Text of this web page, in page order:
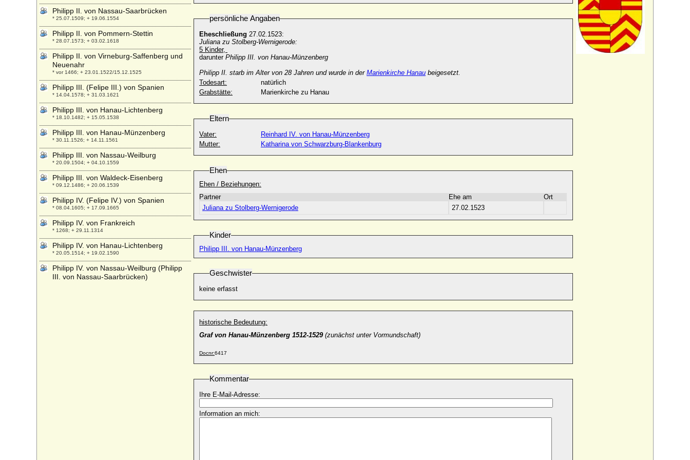
persönliche Angaben
Eheschließung 27.02.1523:
Juliana zu Stolberg-Wernigerode:
5 Kinder,
darunter Philipp III. von Hanau-Münzenberg
Philipp II. starb im Alter von 28 Jahren und wurde in der Marienkirche Hanau beigesetzt.
Todesart:
natürlich
Grabstätte:
Marienkirche zu Hanau
Eltern
Vater:
Reinhard IV. von Hanau-Münzenberg
Mutter:
Katharina von Schwarzburg-Blankenburg
Ehen
Ehen / Beziehungen:
Partner
Ehe am
Ort
Juliana zu Stolberg-Wernigerode
27.02.1523
Kinder
Philipp III. von Hanau-Münzenberg
Geschwister
keine erfasst
historische Bedeutung:
Graf von Hanau-Münzenberg 1512-1529 (zunächst unter Vormundschaft)
Docnr:6417
Kommentar
Ihre E-Mail-Adresse:
Information an mich:
Philipp II. von Nassau-Saarbrücken
* 25.07.1509; + 19.06.1554
Philipp II. von Pommern-Stettin
* 28.07.1573; + 03.02.1618
Philipp II. von Virneburg-Saffenberg und
Neuenahr
* vor 1466; + 23.01.1522/15.12.1525
Philipp III. (Felipe III.) von Spanien
* 14.04.1578; + 31.03.1621
Philipp III. von Hanau-Lichtenberg
* 18.10.1482; + 15.05.1538
Philipp III. von Hanau-Münzenberg
* 30.11.1526; + 14.11.1561
Philipp III. von Nassau-Weilburg
* 20.09.1504; + 04.10.1559
Philipp III. von Waldeck-Eisenberg
* 09.12.1486; + 20.06.1539
Philipp IV. (Felipe IV.) von Spanien
* 08.04.1605; + 17.09.1665
Philipp IV. von Frankreich
* 1268; + 29.11.1314
Philipp IV. von Hanau-Lichtenberg
* 20.05.1514; + 19.02.1590
Philipp IV. von Nassau-Weilburg (Philipp
III. von Nassau-Saarbrücken)